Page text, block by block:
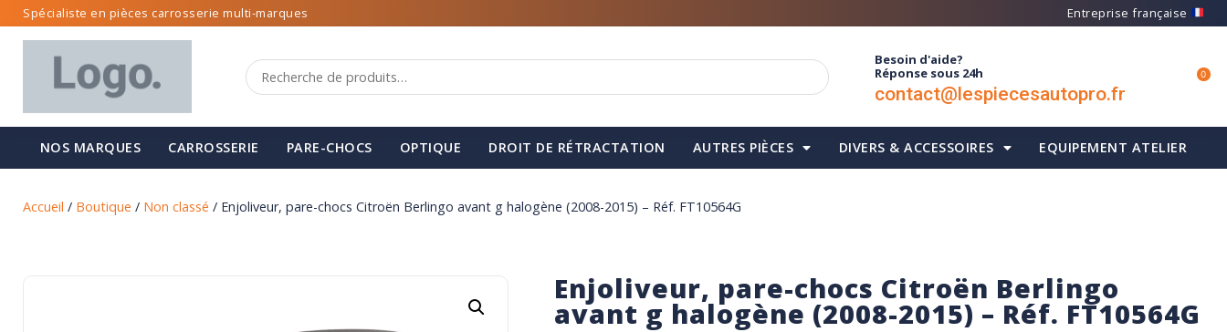
Spécialiste en pièces carrosserie multi-marques Entreprise française
Besoin d'aide?
Réponse sous 24h
contact@lespiecesautopro.fr
0
NOS MARQUES CARROSSERIE PARE-CHOCS OPTIQUE DROIT DE RÉTRACTATION AUTRES PIÈCES DIVERS & ACCESSOIRES EQUIPEMENT ATELIER
Accueil / Boutique / Non classé / Enjoliveur, pare-chocs Citroën Berlingo avant g halogène (2008-2015) – Réf. FT10564G
Enjoliveur, pare-chocs Citroën Berlingo
avant g halogène (2008-2015) – Réf. FT10564G